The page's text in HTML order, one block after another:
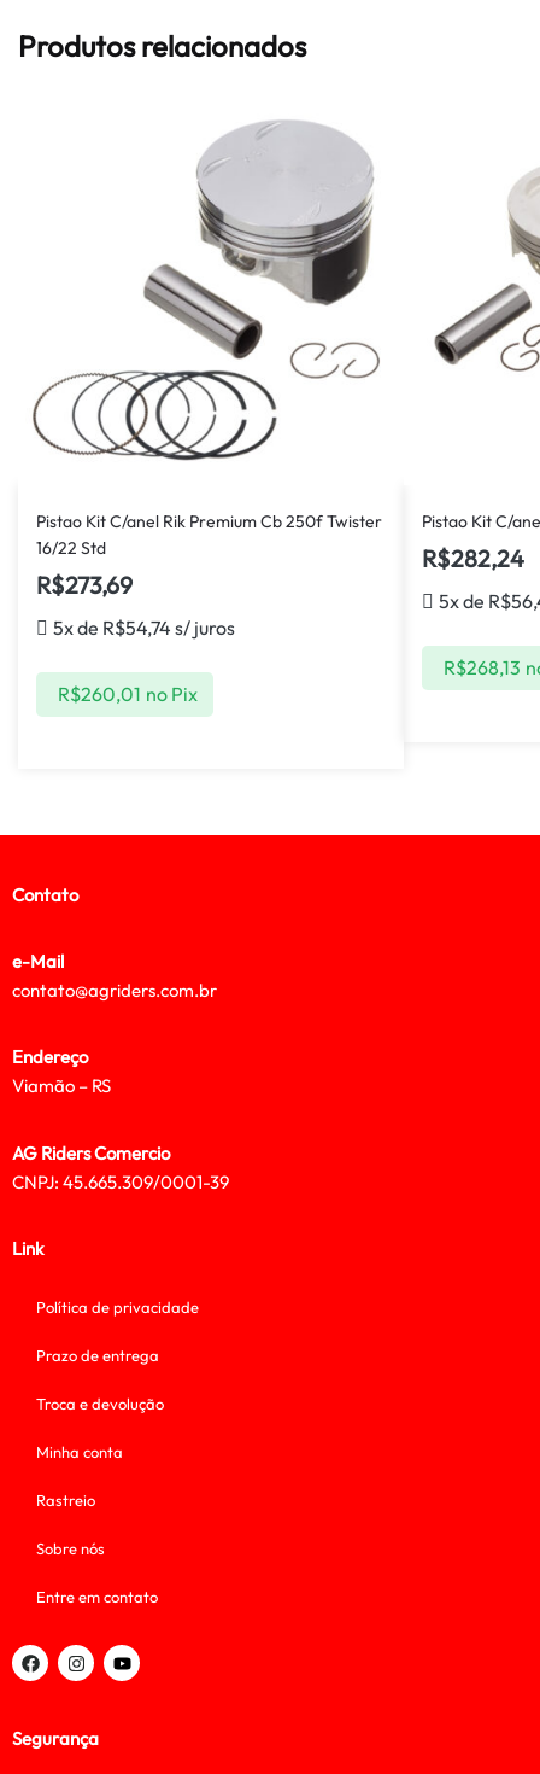
Produtos relacionados
Pistao Kit C/anel Rik Premium Cb 250f Twister
16/22 Std
R$273,69
5x de R$54,74 s/ juros
R$260,01 no Pix
Pistao Kit C/
R$282,24
5x de R$
R$268,13
Contato
e-Mail
contato@agriders.com.br
Endereço
Viamão – RS
AG Riders Comercio
CNPJ: 45.665.309/0001-39
Link
Política de privacidade
Prazo de entrega
Troca e devolução
Minha conta
Rastreio
Sobre nós
Entre em contato
Segurança